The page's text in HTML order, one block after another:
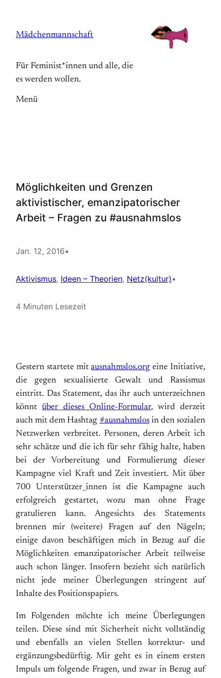
springen
Mädchenmannschaft
Für Feminist*innen und alle, die
es werden wollen.
Menü
Möglichkeiten und Grenzen
aktivistischer, emanzipatorischer
Arbeit – Fragen zu #ausnahmslos
Jan. 12, 2016•
Aktivismus, Ideen – Theorien, Netz(kultur) •
4 Minuten Lesezeit
Gestern startete mit ausnahmslos.org eine Initiative,
die gegen sexualisierte Gewalt und Rassismus
eintritt. Das Statement, das ihr auch unterzeichnen
könnt über dieses Online-Formular, wird derzeit
auch mit dem Hashtag ‪#‎ausnahmslos‬ in den sozialen
Netzwerken verbreitet. Personen, deren Arbeit ich
sehr schätze und die ich für sehr fähig halte, haben
bei der Vorbereitung und Formulierung dieser
Kampagne viel Kraft und Zeit investiert. Mit über
700 Unterstützer_innen ist die Kampagne auch
erfolgreich gestartet, wozu man ohne Frage
gratulieren kann. Angesichts des Statements
brennen mir (weitere) Fragen auf den Nägeln;
einige davon beschäftigen mich in Bezug auf die
Möglichkeiten emanzipatorischer Arbeit teilweise
auch schon länger. Insofern bezieht sich natürlich
nicht jede meiner Überlegungen stringent auf
Inhalte des Positionspapiers.
Im Folgenden möchte ich meine Überlegungen
teilen. Diese sind mit Sicherheit nicht vollständig
und ebenfalls an vielen Stellen korrektur- und
ergänzungsbedürftig. Mir geht es in einem ersten
Impuls um folgende Fragen, und zwar in Bezug auf